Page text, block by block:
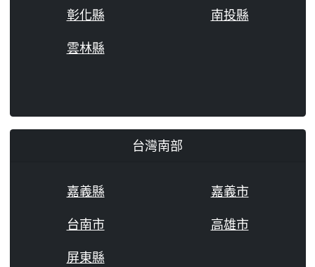
彰化縣
南投縣
雲林縣
台灣南部
嘉義縣
嘉義市
台南市
高雄市
屏東縣